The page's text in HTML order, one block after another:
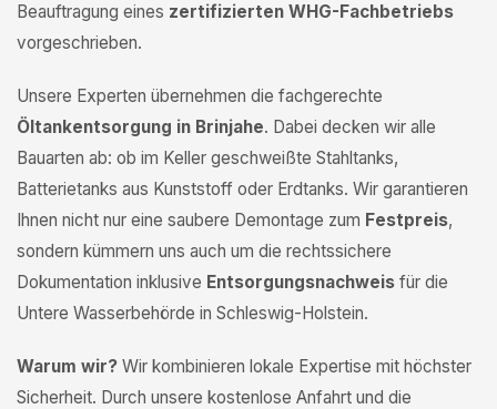
Beauftragung eines zertifizierten WHG-Fachbetriebs
vorgeschrieben.
Unsere Experten übernehmen die fachgerechte
Öltankentsorgung in Brinjahe. Dabei decken wir alle
Bauarten ab: ob im Keller geschweißte Stahltanks,
Batterietanks aus Kunststoff oder Erdtanks. Wir garantieren
Ihnen nicht nur eine saubere Demontage zum Festpreis,
sondern kümmern uns auch um die rechtssichere
Dokumentation inklusive Entsorgungsnachweis für die
Untere Wasserbehörde in Schleswig-Holstein.
Warum wir? Wir kombinieren lokale Expertise mit höchster
Sicherheit. Durch unsere kostenlose Anfahrt und die